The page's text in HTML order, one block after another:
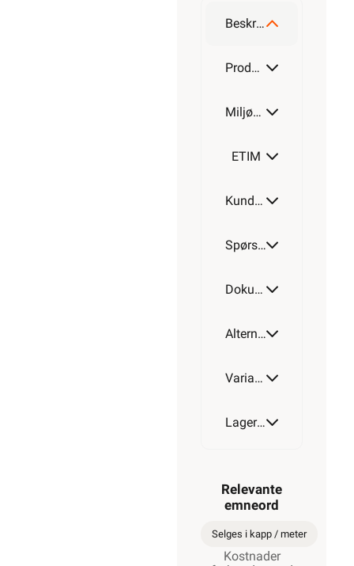
Beskrivelse
Produktdetaljer
Miljøparametere
ETIM
Kundeomtale
Spørsmål og svar
Dokumentasjon
Alternative artikler
Varianter av artikkel
Lagerstatus
Relevante
emneord
Selges i kapp / meter
Kostnader